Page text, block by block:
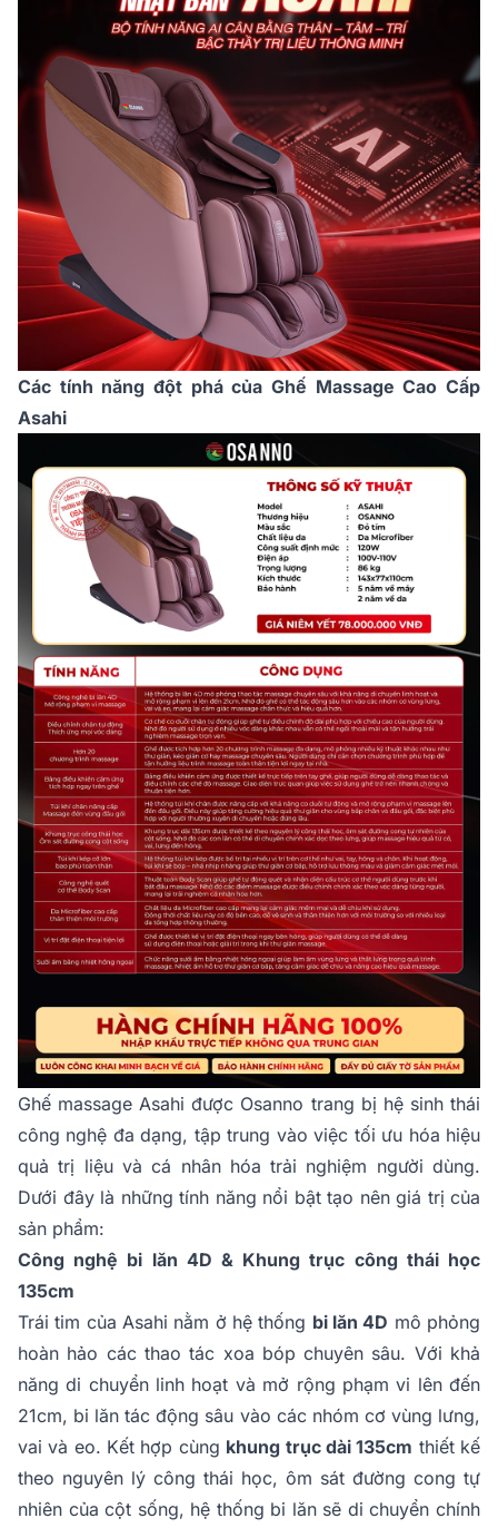
Các tính năng đột phá của Ghế Massage Cao Cấp
Asahi
Ghế massage Asahi được Osanno trang bị hệ sinh thái
công nghệ đa dạng, tập trung vào việc tối ưu hóa hiệu
quả trị liệu và cá nhân hóa trải nghiệm người dùng.
Dưới đây là những tính năng nổi bật tạo nên giá trị của
sản phẩm:
Công nghệ bi lăn 4D & Khung trục công thái học
135cm
Trái tim của Asahi nằm ở hệ thống bi lăn 4D mô phỏng
hoàn hảo các thao tác xoa bóp chuyên sâu. Với khả
năng di chuyển linh hoạt và mở rộng phạm vi lên đến
21cm, bi lăn tác động sâu vào các nhóm cơ vùng lưng,
vai và eo. Kết hợp cùng khung trục dài 135cm thiết kế
theo nguyên lý công thái học, ôm sát đường cong tự
nhiên của cột sống, hệ thống bi lăn sẽ di chuyển chính